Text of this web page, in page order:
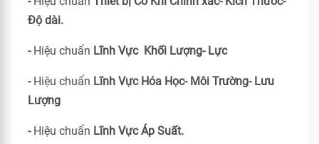
Độ dài.
- Hiệu chuẩn Lĩnh Vực Khối Lượng- Lực
- Hiệu chuẩn Lĩnh Vực Hóa Học- Môi Trường- Lưu
Lượng
- Hiệu chuẩn Lĩnh Vực Áp Suất.